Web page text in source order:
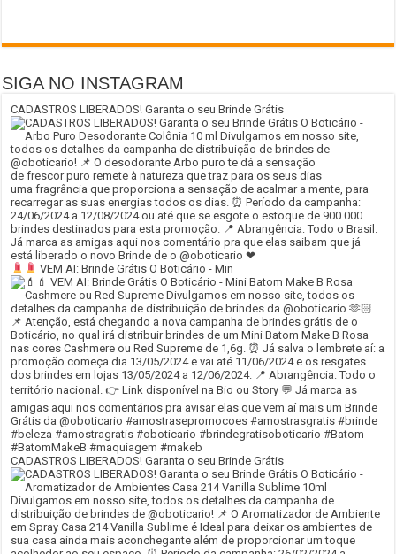
SIGA NO INSTAGRAM
CADASTROS LIBERADOS! Garanta o seu Brinde Grátis
VEM AI: Brinde Grátis O Boticário - Min
CADASTROS LIBERADOS! Garanta o seu Brinde Grátis